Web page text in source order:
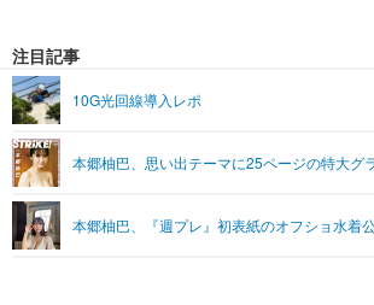
ライフ
リリース一覧
プッシュ通知の停止方法
注目記事
10G光回線導入レポ
本郷柚巴、思い出テーマに25ページの特大グ
本郷柚巴、『週プレ』初表紙のオフショ水着